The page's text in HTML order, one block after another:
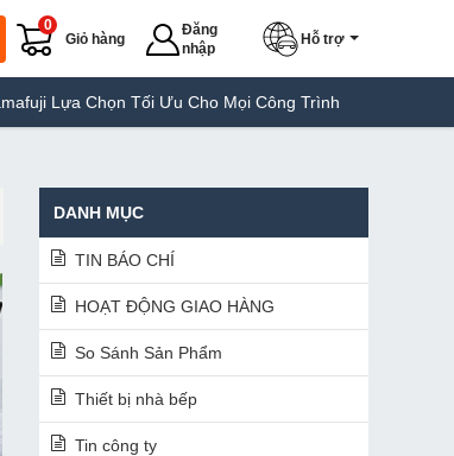
Giỏ hàng
0
Đăng
nhập
Hỗ trợ
Chọn Tối Ưu Cho Mọi Công Trình Máy Hàn Túi
DANH MỤC
TIN BÁO CHÍ
HOẠT ĐỘNG GIAO HÀNG
So Sánh Sản Phẩm
Thiết bị nhà bếp
Tin công ty